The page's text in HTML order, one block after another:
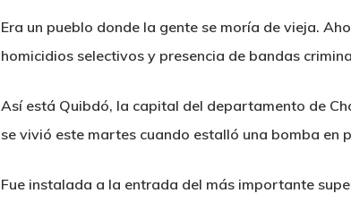
Era un pueblo donde la gente se moría de vieja.
homicidios selectivos y presencia de bandas
Así está Quibdó, la capital del departamento de
se vivió este martes cuando estalló una bomba en
Fue instalada a la entrada del más importante